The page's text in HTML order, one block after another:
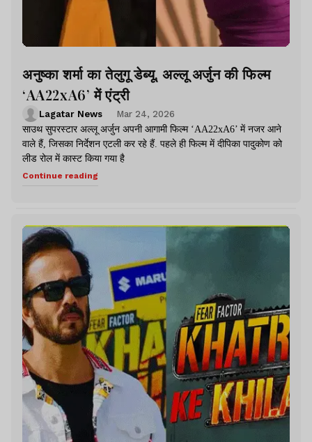
अनुष्का शर्मा का तेलुगू डेब्यू, अल्लू अर्जुन की फिल्म
‘AA22xA6’ में एंट्री
Lagatar News
Mar 24, 2026
साउथ सुपरस्टार अल्लू अर्जुन अपनी आगामी फिल्म ‘AA22xA6’ में नजर आने
वाले हैं, जिसका निर्देशन एटली कर रहे हैं. पहले ही फिल्म में दीपिका पादुकोण को
लीड रोल में कास्ट किया गया है
Continue reading